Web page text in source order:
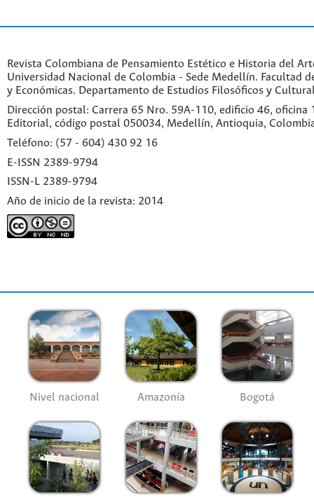
Revista Colombiana de Pensamiento Estético e Historia del
Universidad Nacional de Colombia - Sede Medellín. Facultad
y Económicas. Departamento de Estudios Filosóficos y
Dirección postal: Carrera 65 Nro. 59A-110, edificio 46, oficina
Editorial, código postal 050034, Medellín, Antioquia,
Teléfono: (57 - 604) 430 92 16
E-ISSN 2389-9794
ISSN-L 2389-9794
Año de inicio de la revista: 2014
Nivel nacional Amazonía Bogotá